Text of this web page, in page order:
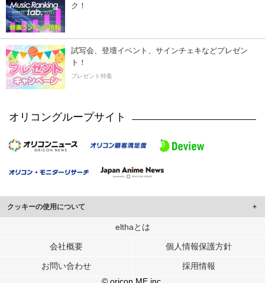
ク！
試写会、登壇イベント、サインチェキなどプレゼン
ト！
プレゼント特集
オリコングループサイト
クッキーの使用について
このサイトでは Cookie を使用して、ユーザーに合わせたコンテンツや広告の
行っています。
メディアや広告配信、データ解析の各パートナーに提供しています。
各パートナーは、この情報とユーザーが各パートナーに提供した他の情報や、
elthaとは
会社概要 個人情報保護方針
お問い合わせ
採用情報